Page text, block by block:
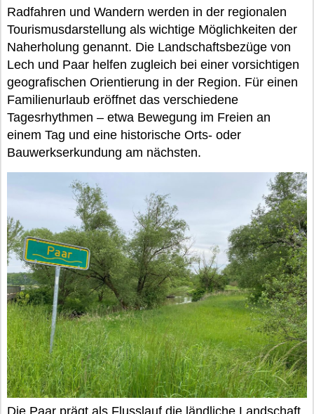
Radfahren und Wandern werden in der regionalen
Tourismusdarstellung als wichtige Möglichkeiten der
Naherholung genannt. Die Landschaftsbezüge von
Lech und Paar helfen zugleich bei einer vorsichtigen
geografischen Orientierung in der Region. Für einen
Familienurlaub eröffnet das verschiedene
Tagesrhythmen – etwa Bewegung im Freien an
einem Tag und eine historische Orts- oder
Bauwerkserkundung am nächsten.